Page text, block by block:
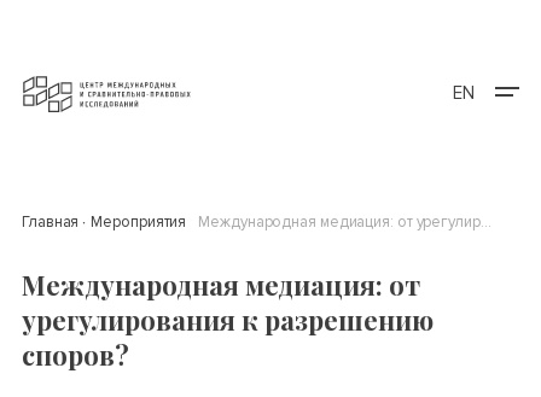
EN
Главная Мероприятия Международная медиация: от урегулирования к разрешению споров?
Международная медиация: от
урегулирования к разрешению
споров?